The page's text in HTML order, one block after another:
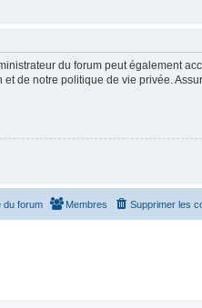
du forum peut également
de notre politique de vie privée.
Supprimer les
Membres
du forum